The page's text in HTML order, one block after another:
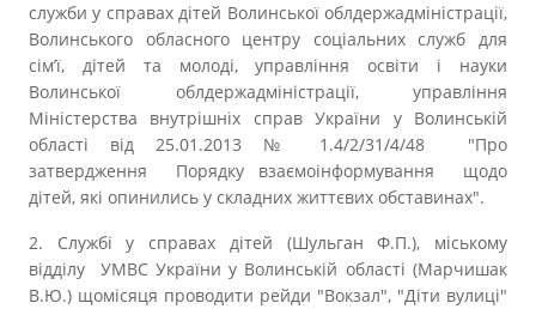
служби у справах дітей Волинської облдержадміністрації,
Волинського обласного центру соціальних служб для
сім’ї, дітей та молоді, управління освіти і науки
Волинської облдержадміністрації, управління
Міністерства внутрішніх справ України у Волинській
області від 25.01.2013 № 1.4/2/31/4/48 "Про
затвердження Порядку взаємоінформування щодо
дітей, які опинились у складних життєвих обставинах".
2. Службі у справах дітей (Шульган Ф.П.), міському
відділу УМВС України у Волинській області (Марчишак
В.Ю.) щомісяця проводити рейди "Вокзал", "Діти вулиці"